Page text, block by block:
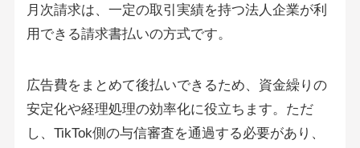
月次請求は、一定の取引実績を持つ法人企業が利
用できる請求書払いの方式です。
広告費をまとめて後払いできるため、資金繰りの
安定化や経理処理の効率化に役立ちます。ただ
し、TikTok側の与信審査を通過する必要があり、